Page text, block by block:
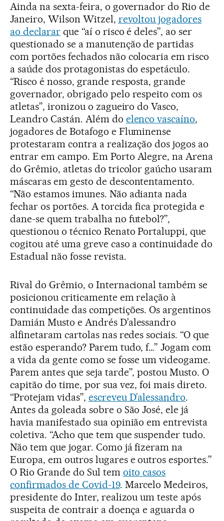
Ainda na sexta-feira, o governador do Rio de
Janeiro, Wilson Witzel, revoltou jogadores
ao declararque “aí o risco é deles”, ao ser
questionado se a manutenção de partidas
com portões fechados não colocaria em risco
a saúde dos protagonistas do espetáculo.
“Risco é nosso, grande resposta, grande
governador, obrigado pelo respeito com os
atletas”, ironizou o zagueiro do Vasco,
Leandro Castán. Além do elenco vascaíno,
jogadores de Botafogo e Fluminense
protestaram contra a realização dos jogos ao
entrar em campo. Em Porto Alegre, na Arena
do Grêmio, atletas do tricolor gaúcho usaram
máscaras em gesto de descontentamento.
“Não estamos imunes. Não adianta nada
fechar os portões. A torcida fica protegida e
dane-se quem trabalha no futebol?”,
questionou o técnico Renato Portaluppi, que
cogitou até uma greve caso a continuidade do
Estadual não fosse revista.
Rival do Grêmio, o Internacional também se
posicionou criticamente em relação à
continuidade das competições. Os argentinos
Damián Musto e Andrés D’alessandro
alfinetaram cartolas nas redes sociais. “O que
estão esperando? Parem tudo, f…” Jogam com
a vida da gente como se fosse um videogame.
Parem antes que seja tarde”, postou Musto. O
capitão do time, por sua vez, foi mais direto.
“Protejam vidas”, escreveu D’alessandro.
Antes da goleada sobre o São José, ele já
havia manifestado sua opinião em entrevista
coletiva. “Acho que tem que suspender tudo.
Não tem que jogar. Como já fizeram na
Europa, em outros lugares e outros esportes.”
O Rio Grande do Sul tem oito casos
confirmados de Covid-19. Marcelo Medeiros,
presidente do Inter, realizou um teste após
suspeita de contrair a doença e aguarda o